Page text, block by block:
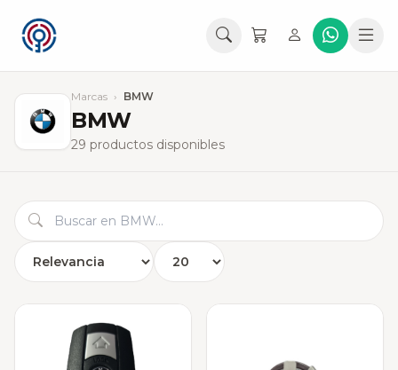
Marcas › BMW
BMW
29 productos disponibles